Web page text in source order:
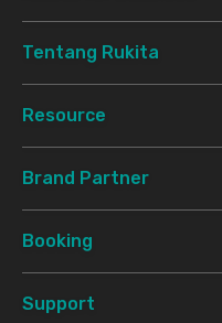
Tentang Rukita
Resource
Brand Partner
Booking
Support